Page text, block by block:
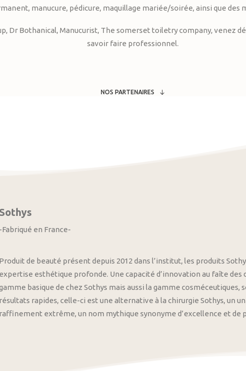
manucure, pédicure, maquillage mariée/soirée, ainsi que des
Dr Bothanical, Manucurist, The somerset toiletry company, venez
savoir faire professionnel.
NOS PARTENAIRES
Sothys
-Fabriqué en France-
Produit de beauté présent depuis 2012 dans l’institut, les produits
expertise esthétique profonde. Une capacité d’innovation au faîte
basique de chez Sothys mais aussi la gamme
résultats rapides, celle-ci est une alternative à la chirurgie Sothys, un
raffinement extrême, un nom mythique synonyme d’excellence et de